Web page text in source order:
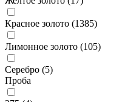
Красное золото (1385)
Лимонное золото (105)
Серебро (5)
Проба